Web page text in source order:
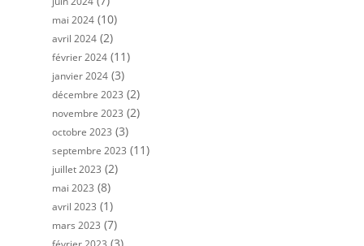
mai 2024 (10)
avril 2024 (2)
février 2024 (11)
janvier 2024 (3)
décembre 2023 (2)
novembre 2023 (2)
octobre 2023 (3)
septembre 2023 (11)
juillet 2023 (2)
mai 2023 (8)
avril 2023 (1)
mars 2023 (7)